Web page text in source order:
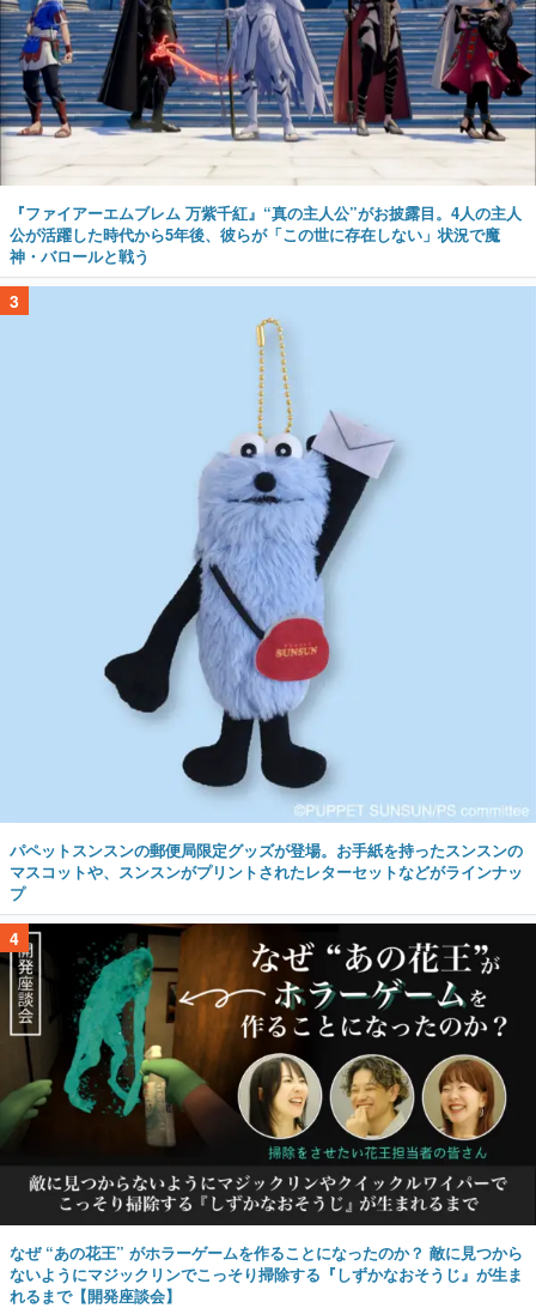
『ファイアーエムブレム 万紫千紅』“真の主人公”がお披露目。4人の主人
公が活躍した時代から5年後、彼らが「この世に存在しない」状況で魔
神・バロールと戦う
3
パペットスンスンの郵便局限定グッズが登場。お手紙を持ったスンスンの
マスコットや、スンスンがプリントされたレターセットなどがラインナッ
プ
4
なぜ “あの花王” がホラーゲームを作ることになったのか？ 敵に見つから
ないようにマジックリンでこっそり掃除する『しずかなおそうじ』が生ま
れるまで【開発座談会】